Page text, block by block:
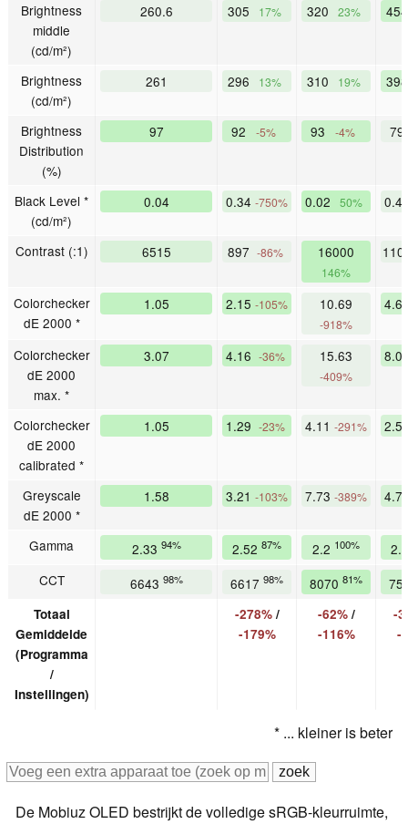
Brightness
middle
(cd/m²)
260.6 305 17% 320 23%
Brightness
(cd/m²)
261 296 13% 310 19%
Brightness
Distribution
(%)
97 92 -5% 93 -4% 79
Black Level *
(cd/m²)
0.04 0.34 -750% 0.02 50%
Contrast (:1) 6515 897 -86% 16000
146%
Colorchecker
dE 2000 *
1.05 2.15 -105% 10.69
-918%
Colorchecker
dE 2000
max. *
3.07 4.16 -36% 15.63
-409%
Colorchecker
dE 2000
calibrated *
1.05 1.29 -23% 4.11 -291%
Greyscale
dE 2000 *
1.58 3.21 -103% 7.73 -389%
Gamma 2.33 94% 2.52 87% 2.2 100%
CCT
6643 98% 6617 98% 8070 81%
Totaal
Gemiddelde
(Programma
/
Instellingen)
-278%/
-179%
-62%/
-116%
-
-
* ... kleiner is beter
De Mobiuz OLED bestrijkt de volledige sRGB-kleurruimte,